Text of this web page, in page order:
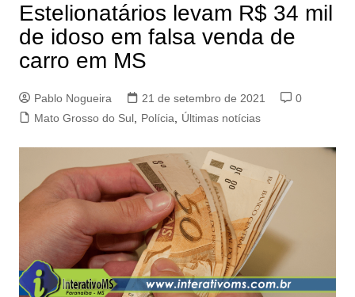
Estelionatários levam R$ 34 mil
de idoso em falsa venda de
carro em MS
Pablo Nogueira 21 de setembro de 2021
0
Mato Grosso do Sul, Polícia Últimas notícias